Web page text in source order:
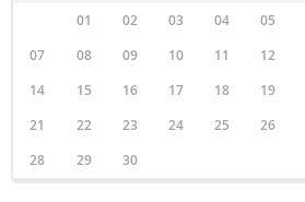
01
02 03 04 05
07
08 09 10 11 12
14
15 16 17 18 19
21
22 23 24 25 26
28
29 30